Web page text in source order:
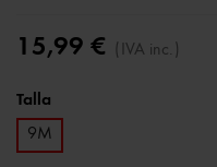
15,99 € (IVA inc.)
Talla
9M